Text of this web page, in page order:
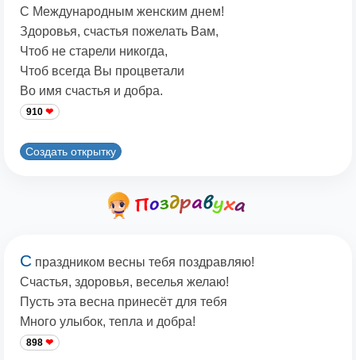
С Международным женским днем!
Здоровья, счастья пожелать Вам,
Чтоб не старели никогда,
Чтоб всегда Вы процветали
Во имя счастья и добра.
910
Создать открытку
С праздником весны тебя поздравляю!
Счастья, здоровья, веселья желаю!
Пусть эта весна принесёт для тебя
Много улыбок, тепла и добра!
898